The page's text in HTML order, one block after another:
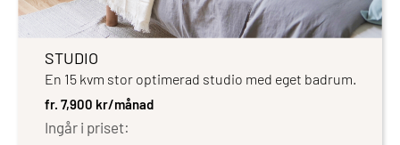
STUDIO
En 15 kvm stor optimerad studio med eget badrum.
fr. 7,900 kr/månad
Ingår i priset: